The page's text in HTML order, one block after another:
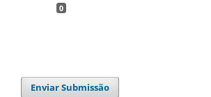
0
Enviar Submissão